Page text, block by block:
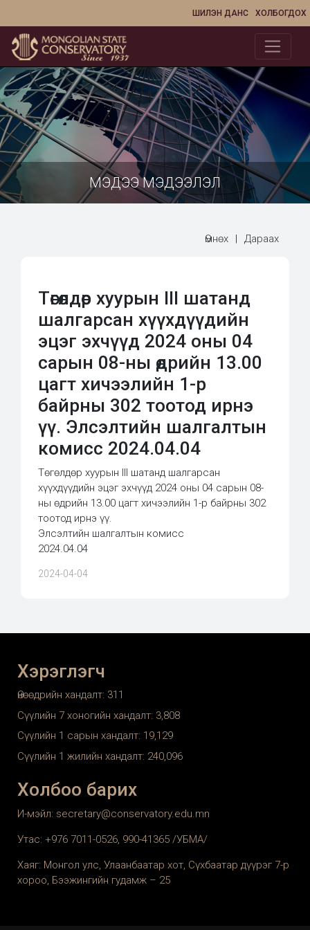
ХОЛБОГДОХ
ШИЛЭН ДАНС
МЭДЭЭ МЭДЭЭЛЭЛ
Өмнөх | Дараах
Төгөлдөр хуурын III шатанд
шалгарсан хүүхдүүдийн
эцэг эхчүүд 2024 оны 04
сарын 08-ны өдрийн 13.00
цагт хичээлийн 1-р
байрны 302 тоотод ирнэ
үү. Элсэлтийн шалгалтын
комисс 2024.04.04
Төгөлдөр хуурын III шатанд шалгарсан
хүүхдүүдийн эцэг эхчүүд 2024 оны 04 сарын 08-
ны өдрийн 13.00 цагт хичээлийн 1-р байрны 302
тоотод ирнэ үү.
Элсэлтийн шалгалтын комисс
2024.04.04
2024-04-04
Хэрэглэгч
Өнөөдрийн хандалт: 311
Сүүлийн 7 хоногийн хандалт: 3,808
Сүүлийн 1 сарын хандалт: 19,129
Сүүлийн 1 жилийн хандалт: 240,096
Холбоо барих
И-мэйл: secretary@conservatory.edu.mn
Утас: +976 7011-0526, 990-41365 /УБМА/
Хаяг: Монгол улс, Улаанбаатар хот, Сүхбаатар дүүрэг 7-р
хороо, Бээжингийн гудамж – 25